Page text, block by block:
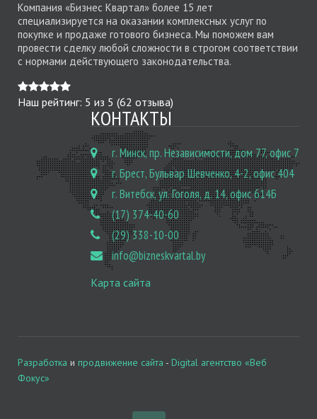
Компания «Бизнес Квартал» более 15 лет
специализируется на оказании комплексных услуг по
покупке и продаже готового бизнеса. Мы поможем вам
провести сделку любой сложности в строгом соответствии
с нормами действующего законодательства.
Наш рейтинг: 5 из 5 (62 отзыва)
КОНТАКТЫ
г. Минск, пр. Независимости, дом 77, офис 7
г. Брест, Бульвар Шевченко, 4-2, офис 404
г. Витебск, ул. Гоголя, д. 14, офис 614Б
(17) 374-40-60
(29) 338-10-00
info@bizneskvartal.by
Карта сайта
Разработка и продвижение сайта - Digital агентство «Веб
Фокус»